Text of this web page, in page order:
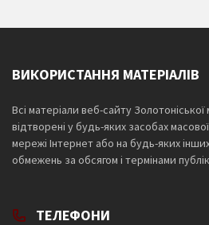
ВИКОРИСТАННЯ МАТЕРІАЛІВ
Всі матеріали веб-сайту
відтворені у будь-яких засобах
мережі Інтернет або на будь-яких
обмежень за обсягом і термінами
ТЕЛЕФОНИ